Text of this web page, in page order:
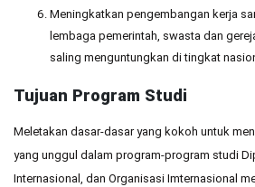
Meningkatkan pengembangan kerja
lembaga pemerintah, swasta dan
saling menguntungkan di tingkat
Tujuan Program Studi
Meletakan dasar-dasar yang kokoh untuk
yang unggul dalam program-program studi
Internasional, dan Organisasi Imternasional